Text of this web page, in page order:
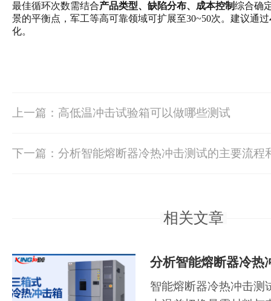
最佳循环次数需结合产品类型、缺陷分布、成本控制综合确
景的平衡点，军工等高可靠领域可扩展至30~50次。建议通过
化。
上一篇：高低温冲击试验箱可以做哪些测试
下一篇：分析智能熔断器冷热冲击测试的主要流程
相关文章
分析智能熔断器冷热
智能熔断器冷热冲击测